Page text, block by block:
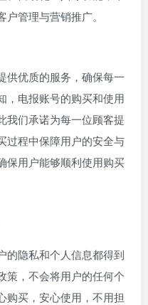
户管理与营销推广。
供优质的服务，确保每一
，电报账号的购买和使用
我们承诺为每一位顾客提
过程中保障用户的安全与
保用户能够顺利使用购买
的隐私和个人信息都得到
策，不会将用户的任何个
购买，安心使用，不用担